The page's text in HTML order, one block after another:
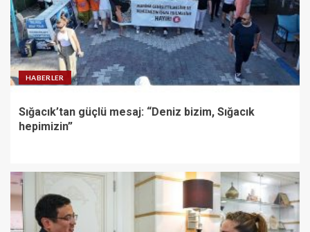
HABERLER
Sığacık’tan güçlü mesaj: “Deniz bizim, Sığacık
hepimizin”